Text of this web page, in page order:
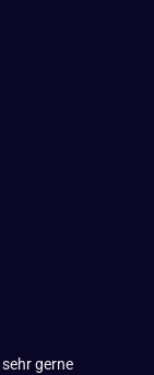
sehr gerne